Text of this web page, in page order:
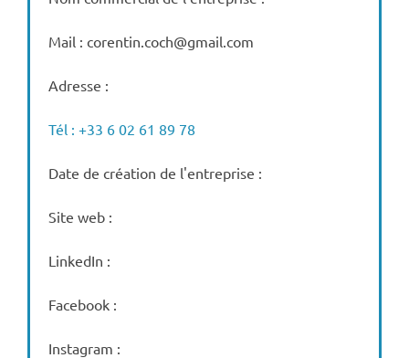
Mail : corentin.coch@gmail.com
Adresse :
Tél : +33 6 02 61 89 78
Date de création de l'entreprise :
Site web :
LinkedIn :
Facebook :
Instagram :